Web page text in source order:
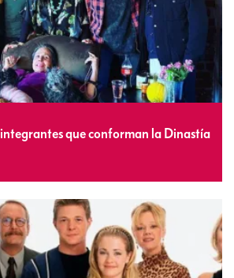
integrantes que conforman la Dinastía